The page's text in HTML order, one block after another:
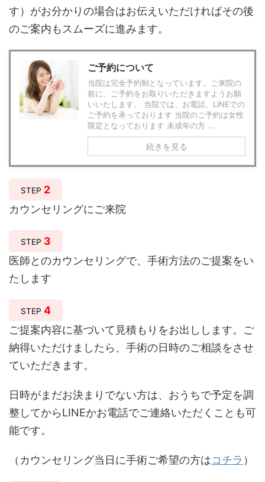
す）がお分かりの場合はお伝えいただければその後
のご案内もスムーズに進みます。
ご予約について
当院は完全予約制となっています。ご来院の
前に、ご予約をお取りいただきますようお願
いいたします。 当院では、お電話、LINEでの
ご予約を承っております 当院のご予約は女性
限定となっております 未成年の方 ...
続きを見る
STEP 2
カウンセリングにご来院
STEP 3
医師とのカウンセリングで、手術方法のご提案をい
たします
STEP 4
ご提案内容に基づいて見積もりをお出しします。ご
納得いただけましたら、手術の日時のご相談をさせ
ていただきます。
日時がまだお決まりでない方は、おうちで予定を調
整してからLINEかお電話でご連絡いただくことも可
能です。
（カウンセリング当日に手術ご希望の方はコチラ ）